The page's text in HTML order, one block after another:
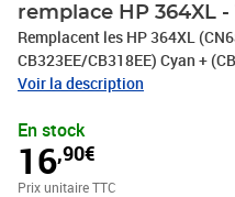
remplace HP 364XL -
Remplacent les HP 364XL
CB323EE/CB318EE) Cyan +
(CB325EE/CB320EE) Jaune-
normes européennes ISO 9001/
haute qualité qui garantie une
Marque T3AZUR
Voir la description
En stock
16,90€
Prix unitaire TTC